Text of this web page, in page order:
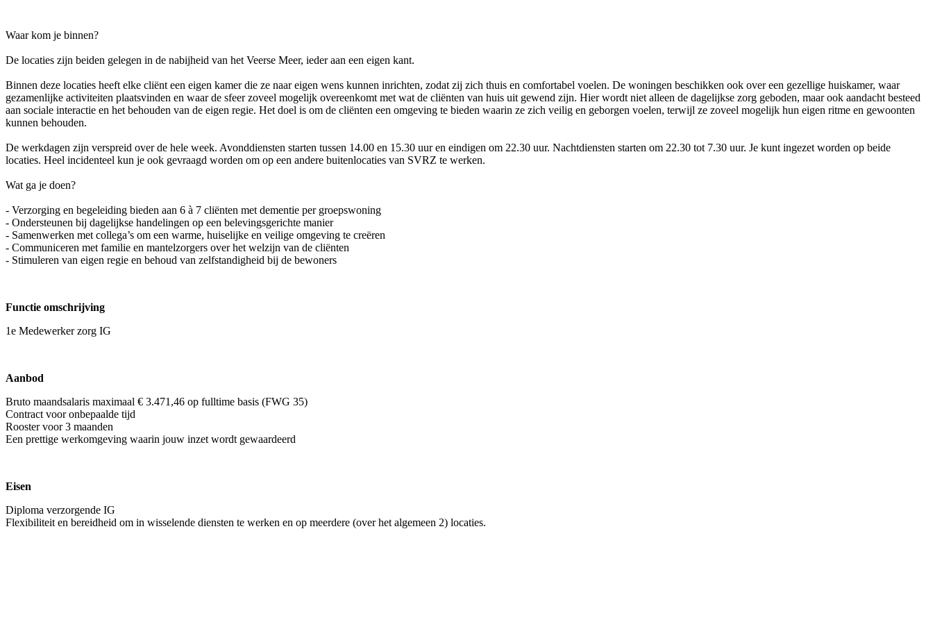
Waar kom je binnen?
De locaties zijn beiden gelegen in de nabijheid van het Veerse Meer, ieder aan een eigen kant.
Binnen deze locaties heeft elke cliënt een eigen kamer die ze naar eigen wens kunnen inrichten, zodat zij zich thuis en comfortabel voelen. De woningen beschikken ook over een gezellige huiskamer, waar
gezamenlijke activiteiten plaatsvinden en waar de sfeer zoveel mogelijk overeenkomt met wat de cliënten van huis uit gewend zijn. Hier wordt niet alleen de dagelijkse zorg geboden, maar ook aandacht besteed
aan sociale interactie en het behouden van de eigen regie. Het doel is om de cliënten een omgeving te bieden waarin ze zich veilig en geborgen voelen, terwijl ze zoveel mogelijk hun eigen ritme en gewoonten
kunnen behouden.
De werkdagen zijn verspreid over de hele week. Avonddiensten starten tussen 14.00 en 15.30 uur en eindigen om 22.30 uur. Nachtdiensten starten om 22.30 tot 7.30 uur. Je kunt ingezet worden op beide
locaties. Heel incidenteel kun je ook gevraagd worden om op een andere buitenlocaties van SVRZ te werken.
Wat ga je doen?
- Verzorging en begeleiding bieden aan 6 à 7 cliënten met dementie per groepswoning
- Ondersteunen bij dagelijkse handelingen op een belevingsgerichte manier
- Samenwerken met collega’s om een warme, huiselijke en veilige omgeving te creëren
- Communiceren met familie en mantelzorgers over het welzijn van de cliënten
- Stimuleren van eigen regie en behoud van zelfstandigheid bij de bewoners
Functie omschrijving
1e Medewerker zorg IG
Aanbod
Bruto maandsalaris maximaal € 3.471,46 op fulltime basis (FWG 35)
Contract voor onbepaalde tijd
Rooster voor 3 maanden
Een prettige werkomgeving waarin jouw inzet wordt gewaardeerd
Eisen
Diploma verzorgende IG
Flexibiliteit en bereidheid om in wisselende diensten te werken en op meerdere (over het algemeen 2) locaties.